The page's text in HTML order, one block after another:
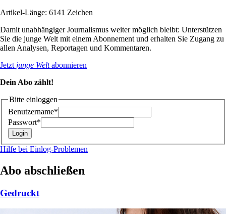
Artikel-Länge: 6141 Zeichen
Damit unabhängiger Journalismus weiter möglich bleibt: Unterstützen
Sie die junge Welt mit einem Abonnement und erhalten Sie Zugang zu
allen Analysen, Reportagen und Kommentaren.
Jetzt junge Weltabonnieren
Dein Abo zählt!
Bitte einloggen
Benutzername*
Passwort*
Hilfe bei Einlog-Problemen
Abo abschließen
Gedruckt